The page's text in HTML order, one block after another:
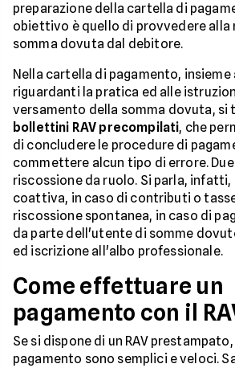
preparazione della cartella di
obiettivo è quello di provvedere alla
somma dovuta dal debitore.
Nella cartella di pagamento,
riguardanti la pratica ed alle
versamento della somma dovuta, si
bollettini RAV precompilati, che
di concludere le procedure di
commettere alcun tipo di errore.
riscossione da ruolo. Si parla,
coattiva, in caso di contributi o
riscossione spontanea, in caso di
da parte dell'utente di somme
ed iscrizione all'albo professionale.
Come effettuare un
pagamento con il
Se si dispone di un RAV
pagamento sono semplici e veloci.